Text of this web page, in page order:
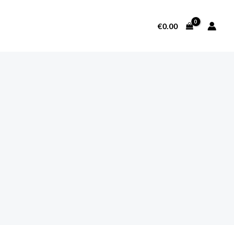
€0.00